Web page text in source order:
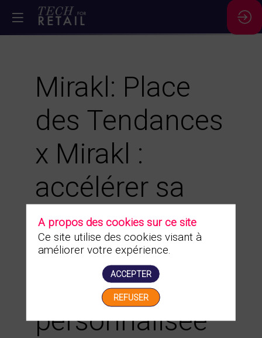
Mirakl: Place
des Tendances
x Mirakl :
accélérer sa
transformation
avec une offre
hautement
personnalisée
A propos des cookies sur ce site
Ce site utilise des cookies visant à
améliorer votre expérience.
ACCEPTER
REFUSER